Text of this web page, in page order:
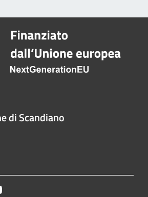
di Scandiano